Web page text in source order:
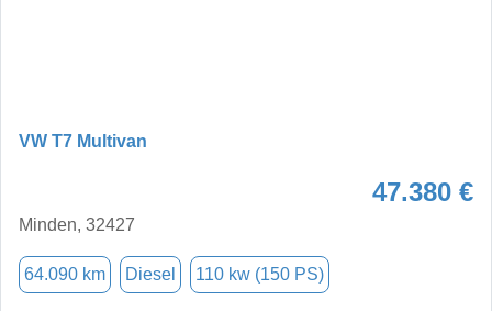
VW T7 Multivan
47.380 €
Minden, 32427
64.090 km Diesel 110 kw (150 PS)